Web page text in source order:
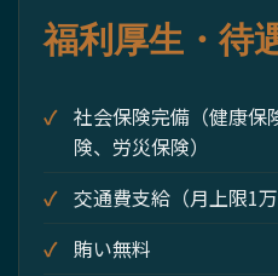
福利厚生・待
社会保険完備（健康保
険、労災保険）
交通費支給（月上限1万
賄い無料